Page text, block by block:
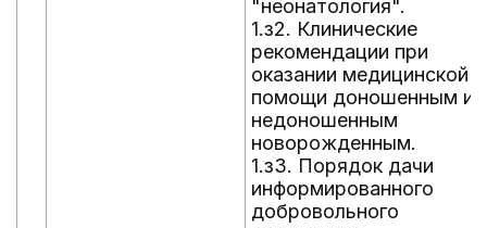
"неонатология".
1.з2. Клинические
рекомендации при
оказании медицинской
помощи доношенным и
недоношенным
новорожденным.
1.з3. Порядок дачи
информированного
добровольного